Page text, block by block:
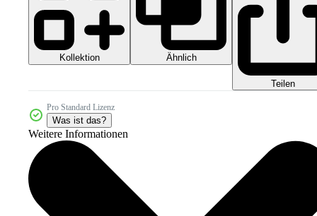
Kollektion Ähnlich
Teilen
Pro Standard Lizenz
Was ist das?
Weitere Informationen